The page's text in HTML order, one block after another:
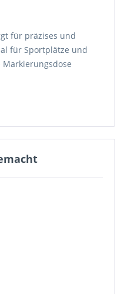
für präzises und
für Sportplätze und